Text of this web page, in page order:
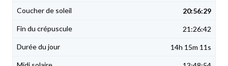
20:56:29
21:26:42
14h 15m 11s